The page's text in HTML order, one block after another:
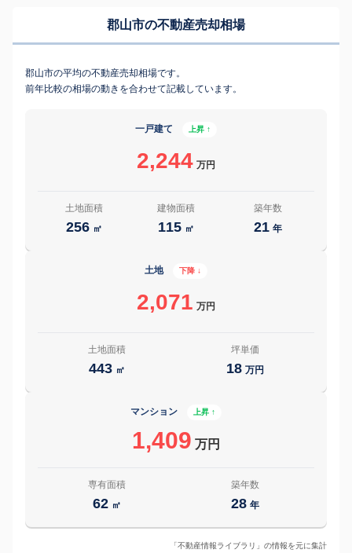
郡山市の不動産売却相場
郡山市の平均の不動産売却相場です。
前年比較の相場の動きを合わせて記載しています。
一戸建て 上昇 ↑
2,244 万円
土地面積
256 ㎡
建物面積
115 ㎡
築年数
21 年
土地 下降 ↓
2,071 万円
土地面積
443 ㎡
坪単価
18 万円
マンション 上昇 ↑
1,409 万円
専有面積
62 ㎡
築年数
28 年
「不動産情報ライブラリ」の情報を元に集計